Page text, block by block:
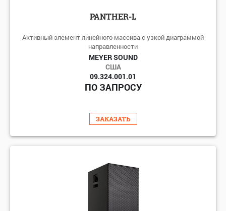
PANTHER-L
Активный элемент линейного массива с узкой диаграммой
направленности
MEYER SOUND
США
09.324.001.01
ПО ЗАПРОСУ
ЗАКАЗАТЬ